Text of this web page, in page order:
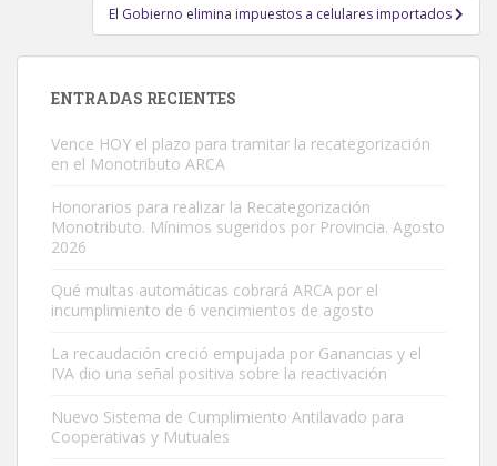
El Gobierno elimina impuestos a celulares importados
ENTRADAS RECIENTES
Vence HOY el plazo para tramitar la recategorización
en el Monotributo ARCA
Honorarios para realizar la Recategorización
Monotributo. Mínimos sugeridos por Provincia. Agosto
2026
Qué multas automáticas cobrará ARCA por el
incumplimiento de 6 vencimientos de agosto
La recaudación creció empujada por Ganancias y el
IVA dio una señal positiva sobre la reactivación
Nuevo Sistema de Cumplimiento Antilavado para
Cooperativas y Mutuales